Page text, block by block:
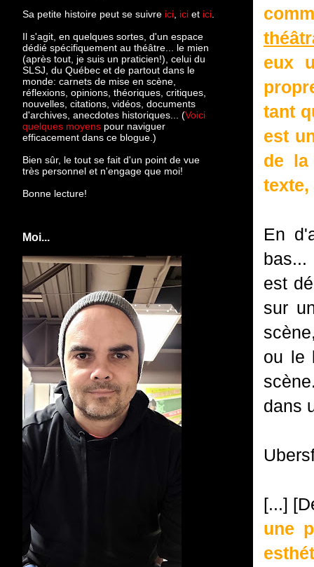
eux
tant
est
de la
texte,
En
bas...
est
sur
ou le
dans
[...]
une
Sa petite histoire peut se suivre ici ici et ici
Il s'agit, en quelques sortes, d'un espace
dédié spécifiquement au théâtre... le mien
(après tout, je suis un praticien!), celui du
SLSJ, du Québec et de partout dans le
monde: carnets de mise en scène,
réflexions, opinions, théoriques, critiques,
nouvelles, citations, vidéos, documents
d'archives, anecdotes historiques... (Voici
quelques moyens pour naviguer
efficacement dans ce blogue.)
Bien sûr, le tout se fait d'un point de vue
très personnel et n'engage que moi!
Bonne lecture!
Moi...